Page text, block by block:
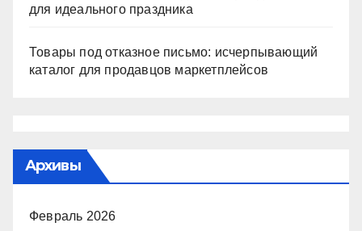
для идеального праздника
Товары под отказное письмо: исчерпывающий
каталог для продавцов маркетплейсов
Архивы
Февраль 2026